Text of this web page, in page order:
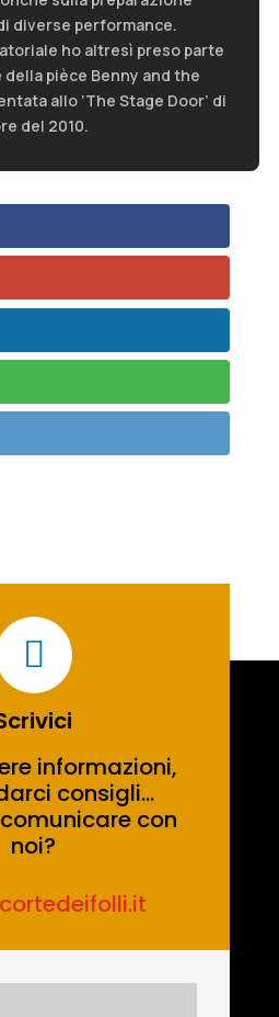
diverse performance.
ho altresì preso parte
pièce Benny and the
allo ‘The Stage Door’ di
del 2010.

informazioni,
consigli…
con
noi?